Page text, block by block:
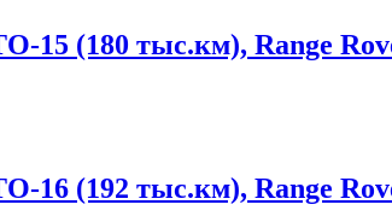
15 (180 тыс.км), Range
16 (192 тыс.км), Range